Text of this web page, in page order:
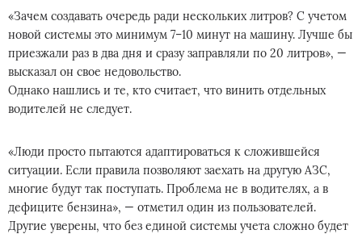
«Зачем создавать очередь ради нескольких литров? С учетом
новой системы это минимум 7–10 минут на машину. Лучше бы
приезжали раз в два дня и сразу заправляли по 20 литров», —
высказал он свое недовольство.
Однако нашлись и те, кто считает, что винить отдельных
водителей не следует.
«Люди просто пытаются адаптироваться к сложившейся
ситуации. Если правила позволяют заехать на другую АЗС,
многие будут так поступать. Проблема не в водителях, а в
дефиците бензина», — отметил один из пользователей.
Другие уверены, что без единой системы учета сложно будет